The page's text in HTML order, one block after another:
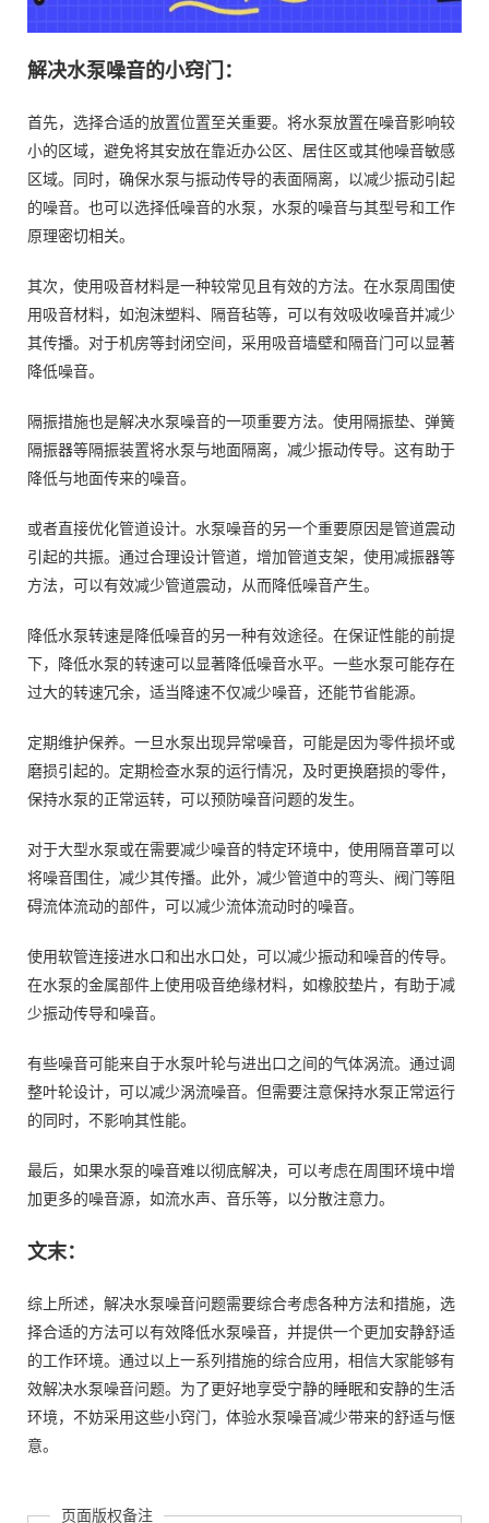
解决水泵噪音的小窍门：
首先，选择合适的放置位置至关重要。将水泵放置在噪音影响较
小的区域，避免将其安放在靠近办公区、居住区或其他噪音敏感
区域。同时，确保水泵与振动传导的表面隔离，以减少振动引起
的噪音。也可以选择低噪音的水泵，水泵的噪音与其型号和工作
原理密切相关。
其次，使用吸音材料是一种较常见且有效的方法。在水泵周围使
用吸音材料，如泡沫塑料、隔音毡等，可以有效吸收噪音并减少
其传播。对于机房等封闭空间，采用吸音墙壁和隔音门可以显著
降低噪音。
隔振措施也是解决水泵噪音的一项重要方法。使用隔振垫、弹簧
隔振器等隔振装置将水泵与地面隔离，减少振动传导。这有助于
降低与地面传来的噪音。
或者直接优化管道设计。水泵噪音的另一个重要原因是管道震动
引起的共振。通过合理设计管道，增加管道支架，使用减振器等
方法，可以有效减少管道震动，从而降低噪音产生。
降低水泵转速是降低噪音的另一种有效途径。在保证性能的前提
下，降低水泵的转速可以显著降低噪音水平。一些水泵可能存在
过大的转速冗余，适当降速不仅减少噪音，还能节省能源。
定期维护保养。一旦水泵出现异常噪音，可能是因为零件损坏或
磨损引起的。定期检查水泵的运行情况，及时更换磨损的零件，
保持水泵的正常运转，可以预防噪音问题的发生。
对于大型水泵或在需要减少噪音的特定环境中，使用隔音罩可以
将噪音围住，减少其传播。此外，减少管道中的弯头、阀门等阻
碍流体流动的部件，可以减少流体流动时的噪音。
使用软管连接进水口和出水口处，可以减少振动和噪音的传导。
在水泵的金属部件上使用吸音绝缘材料，如橡胶垫片，有助于减
少振动传导和噪音。
有些噪音可能来自于水泵叶轮与进出口之间的气体涡流。通过调
整叶轮设计，可以减少涡流噪音。但需要注意保持水泵正常运行
的同时，不影响其性能。
最后，如果水泵的噪音难以彻底解决，可以考虑在周围环境中增
加更多的噪音源，如流水声、音乐等，以分散注意力。
文末：
综上所述，解决水泵噪音问题需要综合考虑各种方法和措施，选
择合适的方法可以有效降低水泵噪音，并提供一个更加安静舒适
的工作环境。通过以上一系列措施的综合应用，相信大家能够有
效解决水泵噪音问题。为了更好地享受宁静的睡眠和安静的生活
环境，不妨采用这些小窍门，体验水泵噪音减少带来的舒适与惬
意。
页面版权备注